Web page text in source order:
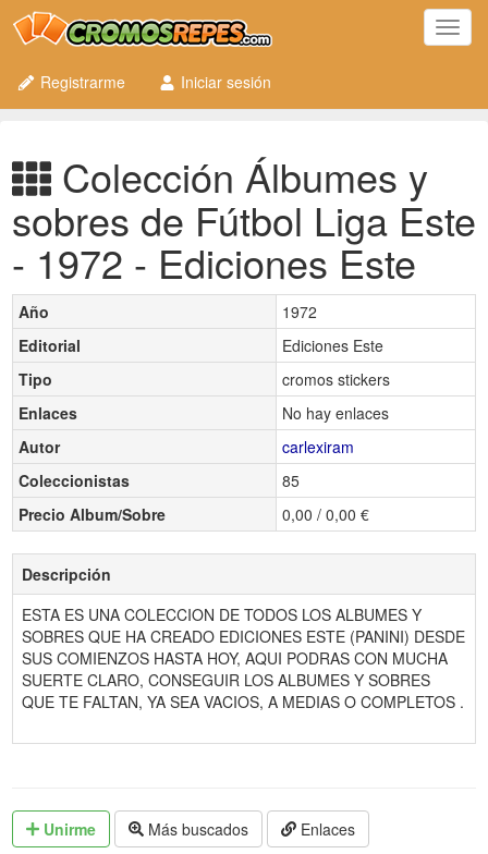
Registrarme
Iniciar sesión
Colección Álbumes y
sobres de Fútbol Liga Este
- 1972 - Ediciones Este
Año
1972
Editorial
Ediciones Este
Tipo
cromos stickers
Enlaces
No hay enlaces
Autor
carlexiram
Coleccionistas
85
Precio Album/Sobre
0,00 / 0,00 €
Descripción
ESTA ES UNA COLECCION DE TODOS LOS ALBUMES Y
SOBRES QUE HA CREADO EDICIONES ESTE (PANINI) DESDE
SUS COMIENZOS HASTA HOY, AQUI PODRAS CON MUCHA
SUERTE CLARO, CONSEGUIR LOS ALBUMES Y SOBRES
QUE TE FALTAN, YA SEA VACIOS, A MEDIAS O COMPLETOS .
Unirme Más buscados Enlaces